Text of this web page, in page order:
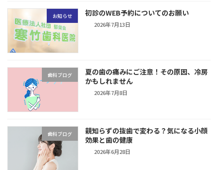
お知らせ 初診のWEB予約についてのお願い
2026年7月13日
歯科ブログ
夏の歯の痛みにご注意！その原因、冷房
かもしれません
2026年7月8日
歯科ブログ
親知らずの抜歯で変わる？気になる小顔
効果と歯の健康
2026年6月28日